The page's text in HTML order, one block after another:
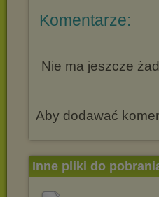
Komentarze:
Nie ma jeszcze
Aby dodawać
Inne pliki do